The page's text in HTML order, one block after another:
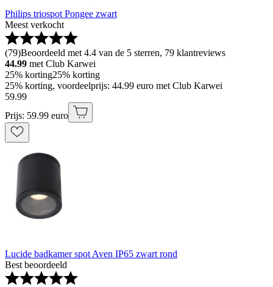
Philips triospot Pongee zwart
Meest verkocht
(79)Beoordeeld met 4.4 van de 5 sterren, 79 klantreviews
44.99 met Club Karwei
25% korting25% korting
25% korting, voordeelprijs: 44.99 euro met Club Karwei
59.99
Prijs: 59.99 euro
Lucide badkamer spot Aven IP65 zwart rond
Best beoordeeld